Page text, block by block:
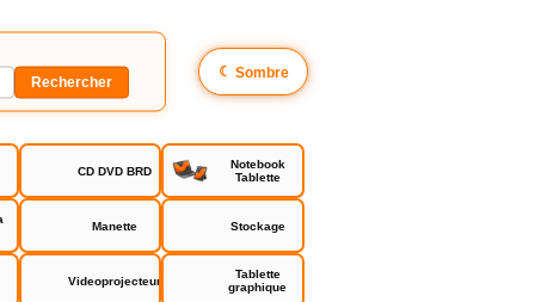
☾ Sombre
CD DVD BRD
Notebook
Tablette
Manette Stockage
Videoprojecteur
Tablette
graphique